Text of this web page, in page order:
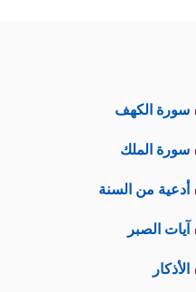
سورة الكهف
سورة الملك
أدعية من السنة
آيات الصبر
الأذكار